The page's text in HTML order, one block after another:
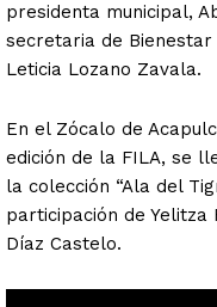
presidenta municipal,
secretaria de
Leticia Lozano Zavala.
En el Zócalo de
edición de la FILA, se
la colección “Ala del
participación de Yelitza
Díaz Castelo.